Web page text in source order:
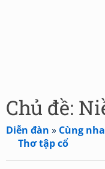
Chủ đề:
Diễn đàn » Cùng
Thơ tập cổ